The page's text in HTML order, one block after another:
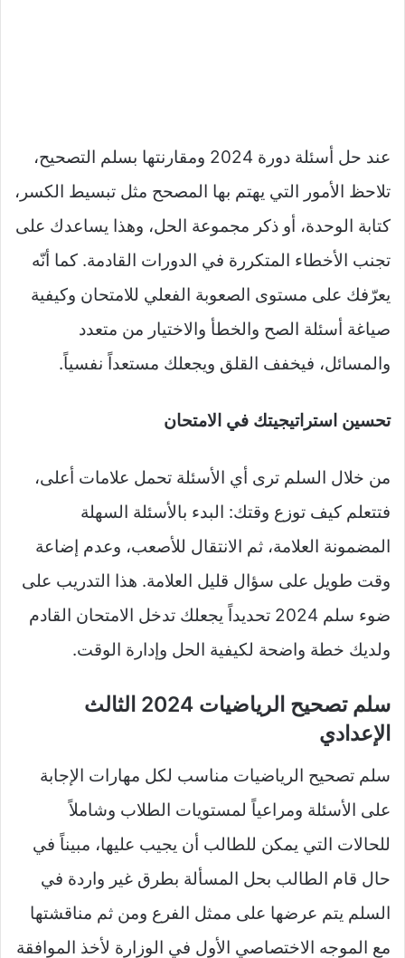
عند حل أسئلة دورة 2024 ومقارنتها بسلم التصحيح،
تلاحظ الأمور التي يهتم بها المصحح مثل تبسيط الكسر،
كتابة الوحدة، أو ذكر مجموعة الحل، وهذا يساعدك على
تجنب الأخطاء المتكررة في الدورات القادمة. كما أنّه
يعرّفك على مستوى الصعوبة الفعلي للامتحان وكيفية
صياغة أسئلة الصح والخطأ والاختيار من متعدد
والمسائل، فيخفف القلق ويجعلك مستعداً نفسياً.
تحسين استراتيجيتك في الامتحان
من خلال السلم ترى أي الأسئلة تحمل علامات أعلى،
فتتعلم كيف توزع وقتك: البدء بالأسئلة السهلة
المضمونة العلامة، ثم الانتقال للأصعب، وعدم إضاعة
وقت طويل على سؤال قليل العلامة. هذا التدريب على
ضوء سلم 2024 تحديداً يجعلك تدخل الامتحان القادم
ولديك خطة واضحة لكيفية الحل وإدارة الوقت.
سلم تصحيح الرياضيات 2024 الثالث
الإعدادي
سلم تصحيح الرياضيات مناسب لكل مهارات الإجابة
على الأسئلة ومراعياً لمستويات الطلاب وشاملاً
للحالات التي يمكن للطالب أن يجيب عليها، مبيناً في
حال قام الطالب بحل المسألة بطرق غير واردة في
السلم يتم عرضها على ممثل الفرع ومن ثم مناقشتها
مع الموجه الاختصاصي الأول في الوزارة لأخذ الموافقة